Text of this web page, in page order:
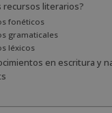
recursos literarios?
fonéticos
gramaticales
léxicos
en escritura y